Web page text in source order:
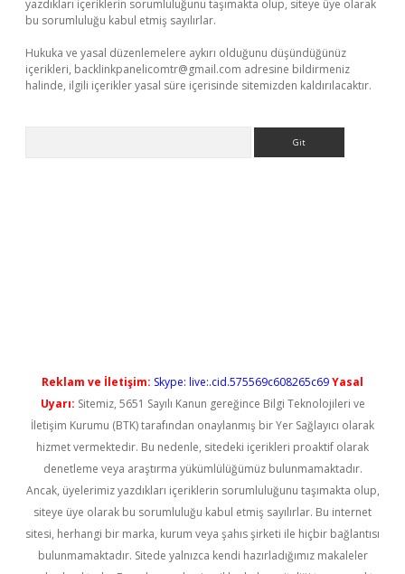
yazdıkları içeriklerin sorumluluğunu taşımakta olup, siteye üye olarak
bu sorumluluğu kabul etmiş sayılırlar.
Hukuka ve yasal düzenlemelere aykırı olduğunu düşündüğünüz
içerikleri, backlinkpanelicomtr@gmail.com adresine bildirmeniz
halinde, ilgili içerikler yasal süre içerisinde sitemizden kaldırılacaktır.
Reklam ve İletişim: Skype: live:.cid.575569c608265c69Yasal
Uyarı: Sitemiz, 5651 Sayılı Kanun gereğince Bilgi Teknolojileri ve
İletişim Kurumu (BTK) tarafından onaylanmış bir Yer Sağlayıcı olarak
hizmet vermektedir. Bu nedenle, sitedeki içerikleri proaktif olarak
denetleme veya araştırma yükümlülüğümüz bulunmamaktadır.
Ancak, üyelerimiz yazdıkları içeriklerin sorumluluğunu taşımakta olup,
siteye üye olarak bu sorumluluğu kabul etmiş sayılırlar. Bu internet
sitesi, herhangi bir marka, kurum veya şahıs şirketi ile hiçbir bağlantısı
bulunmamaktadır. Sitede yalnızca kendi hazırladığımız makaleler